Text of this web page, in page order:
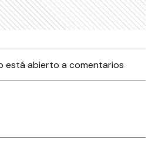
está abierto a comentarios